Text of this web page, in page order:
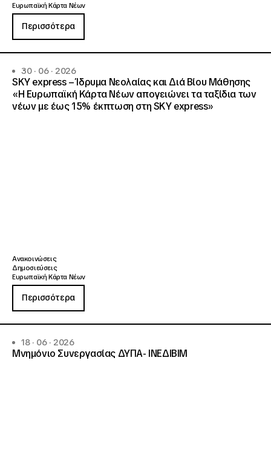
Ευρωπαϊκή Κάρτα Νέων
Περισσότερα
30 · 06 · 2026
SKY express – Ίδρυμα Νεολαίας και Διά Βίου Μάθησης
«Η Ευρωπαϊκή Κάρτα Νέων απογειώνει τα ταξίδια των
νέων με έως 15% έκπτωση στη SKY express»
Ανακοινώσεις
Δημοσιεύσεις
Ευρωπαϊκή Κάρτα Νέων
Περισσότερα
18 · 06 · 2026
Μνημόνιο Συνεργασίας ΔΥΠΑ- ΙΝΕΔΙΒΙΜ